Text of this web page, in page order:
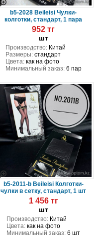
b5-2028 Beileisi Чулки-
колготки, стандарт, 1 пара
952 тг
шт
Производство:Китай
Размеры:стандарт
Цвета:как на фото
Минимальный заказ:6 пар
b5-2011-b Beileisi Колготки-
чулки в сетку, стандарт, 1 шт
1 456 тг
шт
Производство: Китай
Цвета: как на фото
Минимальный заказ: 6 шт